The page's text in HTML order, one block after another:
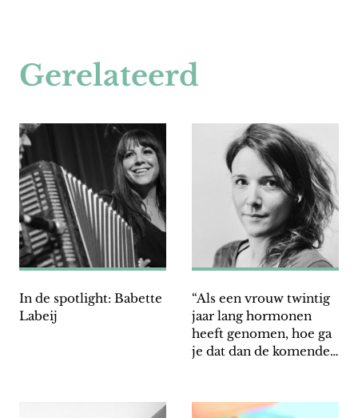
Gerelateerd
In de spotlight: Babette
Labeij
“Als een vrouw twintig
jaar lang hormonen
heeft genomen, hoe ga
je dat dan de komende